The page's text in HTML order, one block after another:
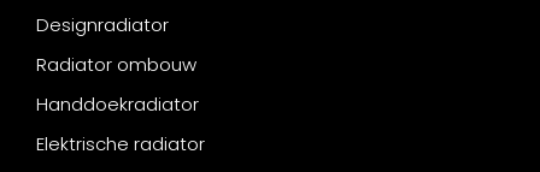
Designradiator
Radiator ombouw
Handdoekradiator
Elektrische radiator